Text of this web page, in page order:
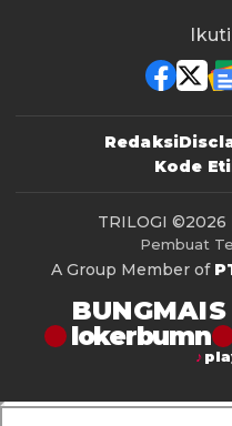
Redaksi
Kode
TRILOGI ©2026
Pembuat
A Group Member of
BUNGMAIS
lokerbumn